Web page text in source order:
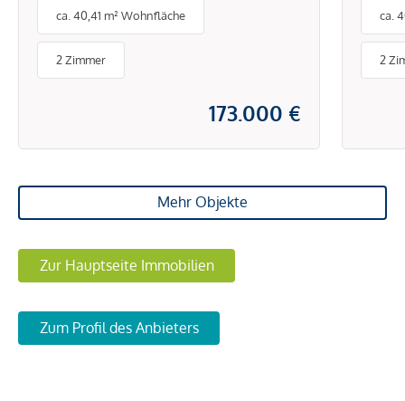
ca. 40,41 m² Wohnfläche
2 Zimmer
173.000 €
ca.
2
Mehr Objekte
Zur Hauptseite Immobilien
Zum Profil des Anbieters